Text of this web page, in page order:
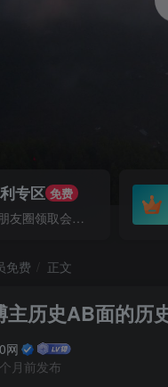
专区 免费
发朋友圈领取会员！
免费 正文
主历史AB面的历
网
月前发布